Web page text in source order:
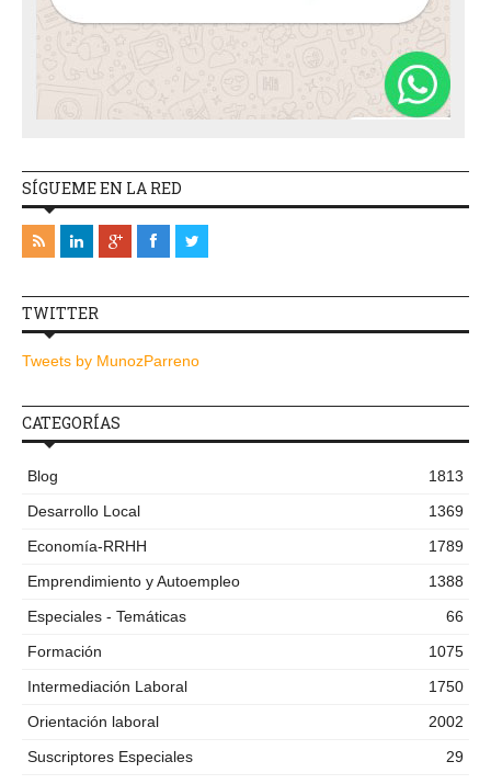
SÍGUEME EN LA RED
TWITTER
Tweets by MunozParreno
CATEGORÍAS
Blog
1813
Desarrollo Local
1369
Economía-RRHH
1789
Emprendimiento y Autoempleo
1388
Especiales - Temáticas
66
Formación
1075
Intermediación Laboral
1750
Orientación laboral
2002
Suscriptores Especiales
29